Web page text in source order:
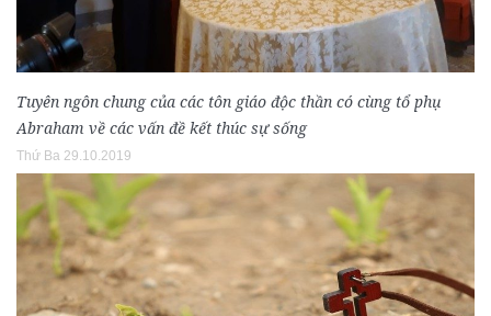
Tuyên ngôn chung của các tôn giáo độc thần có cùng tổ phụ
Abraham về các vấn đề kết thúc sự sống
Thứ Ba 29.10.2019